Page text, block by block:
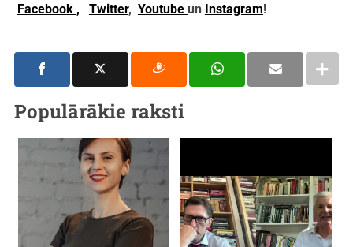
Facebook ,
Twitter, Youtube un Instagram!
Populārākie raksti